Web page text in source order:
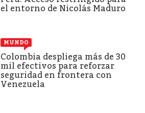
el entorno de Nicolás Maduro
MUNDO
Colombia despliega más de 30
mil efectivos para reforzar
seguridad en frontera con
Venezuela